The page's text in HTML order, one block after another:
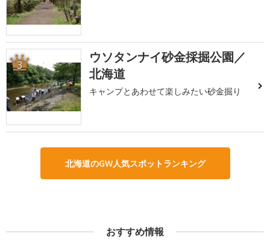
3
ウソタンナイ砂金採掘公園／
北海道
キャンプとあわせて楽しみたい砂金掘り
北海道のGW人気スポットランキング
おすすめ情報